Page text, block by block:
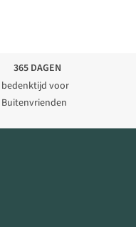
365 DAGEN
bedenktijd voor
Buitenvrienden